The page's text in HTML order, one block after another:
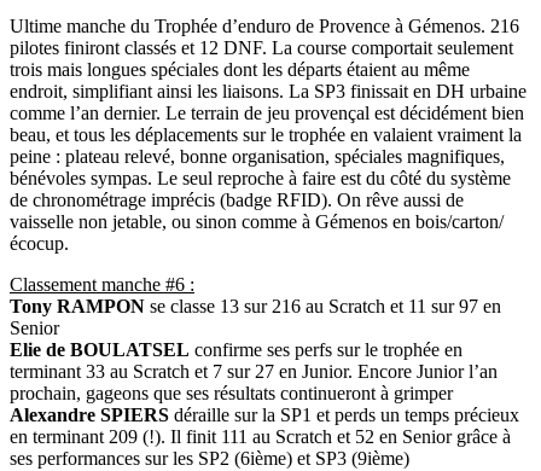
Ultime manche du Trophée d’enduro de Provence à Gémenos. 216
pilotes finiront classés et 12 DNF. La course comportait seulement
trois mais longues spéciales dont les départs étaient au même
endroit, simplifiant ainsi les liaisons. La SP3 finissait en DH urbaine
comme l’an dernier. Le terrain de jeu provençal est décidément bien
beau, et tous les déplacements sur le trophée en valaient vraiment la
peine : plateau relevé, bonne organisation, spéciales magnifiques,
bénévoles sympas. Le seul reproche à faire est du côté du système
de chronométrage imprécis (badge RFID). On rêve aussi de
vaisselle non jetable, ou sinon comme à Gémenos en bois/carton/
écocup.
Classement manche #6 :
Tony RAMPON se classe 13 sur 216 au Scratch et 11 sur 97 en
Senior
Elie de BOULATSEL confirme ses perfs sur le trophée en
terminant 33 au Scratch et 7 sur 27 en Junior. Encore Junior l’an
prochain, gageons que ses résultats continueront à grimper
Alexandre SPIERS déraille sur la SP1 et perds un temps précieux
en terminant 209 (!). Il finit 111 au Scratch et 52 en Senior grâce à
ses performances sur les SP2 (6ième) et SP3 (9ième)